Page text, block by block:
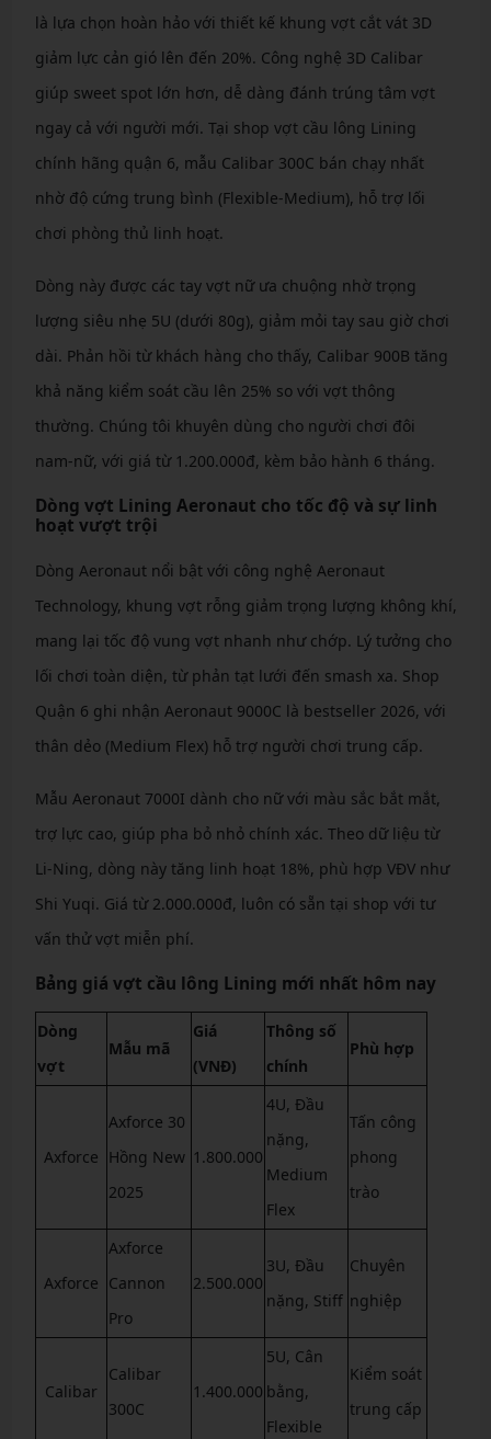
là lựa chọn hoàn hảo với thiết kế khung vợt cắt vát 3D
giảm lực cản gió lên đến 20%. Công nghệ 3D Calibar
giúp sweet spot lớn hơn, dễ dàng đánh trúng tâm vợt
ngay cả với người mới. Tại shop vợt cầu lông Lining
chính hãng quận 6, mẫu Calibar 300C bán chạy nhất
nhờ độ cứng trung bình (Flexible-Medium), hỗ trợ lối
chơi phòng thủ linh hoạt.
Dòng này được các tay vợt nữ ưa chuộng nhờ trọng
lượng siêu nhẹ 5U (dưới 80g), giảm mỏi tay sau giờ chơi
dài. Phản hồi từ khách hàng cho thấy, Calibar 900B tăng
khả năng kiểm soát cầu lên 25% so với vợt thông
thường. Chúng tôi khuyên dùng cho người chơi đôi
nam-nữ, với giá từ 1.200.000đ, kèm bảo hành 6 tháng.
Dòng vợt Lining Aeronaut cho tốc độ và sự linh
hoạt vượt trội
Dòng Aeronaut nổi bật với công nghệ Aeronaut
Technology, khung vợt rỗng giảm trọng lượng không khí,
mang lại tốc độ vung vợt nhanh như chớp. Lý tưởng cho
lối chơi toàn diện, từ phản tạt lưới đến smash xa. Shop
Quận 6 ghi nhận Aeronaut 9000C là bestseller 2026, với
thân dẻo (Medium Flex) hỗ trợ người chơi trung cấp.
Mẫu Aeronaut 7000I dành cho nữ với màu sắc bắt mắt,
trợ lực cao, giúp pha bỏ nhỏ chính xác. Theo dữ liệu từ
Li-Ning, dòng này tăng linh hoạt 18%, phù hợp VĐV như
Shi Yuqi. Giá từ 2.000.000đ, luôn có sẵn tại shop với tư
vấn thử vợt miễn phí.
Bảng giá vợt cầu lông Lining mới nhất hôm nay
Dòng
vợt
Mẫu mã
Giá
(VNĐ)
Thông số
chính
Phù hợp
Axforce
Axforce 30
Hồng New
2025
1.800.000
4U, Đầu
nặng,
Medium
Flex
Tấn công
phong
trào
Axforce
Axforce
Cannon
Pro
2.500.000
3U, Đầu
nặng, Stiff
Chuyên
nghiệp
Calibar
Calibar
300C
1.400.000
5U, Cân
bằng,
Flexible
Kiểm soát
trung cấp